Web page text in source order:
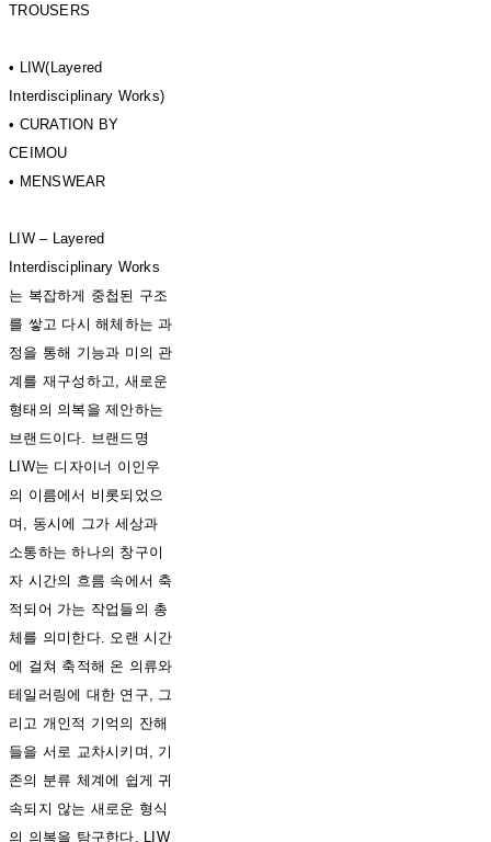
TROUSERS
• LIW(Layered
Interdisciplinary Works)
• CURATION BY
CEIMOU
• MENSWEAR
LIW – Layered
Interdisciplinary Works
는 복잡하게 중첩된 구조
를 쌓고 다시 해체하는 과
정을 통해 기능과 미의 관
계를 재구성하고, 새로운
형태의 의복을 제안하는
브랜드이다. 브랜드명
LIW는 디자이너 이인우
의 이름에서 비롯되었으
며, 동시에 그가 세상과
소통하는 하나의 창구이
자 시간의 흐름 속에서 축
적되어 가는 작업들의 총
체를 의미한다. 오랜 시간
에 걸쳐 축적해 온 의류와
테일러링에 대한 연구, 그
리고 개인적 기억의 잔해
들을 서로 교차시키며, 기
존의 분류 체계에 쉽게 귀
속되지 않는 새로운 형식
의 의복을 탐구한다. LIW